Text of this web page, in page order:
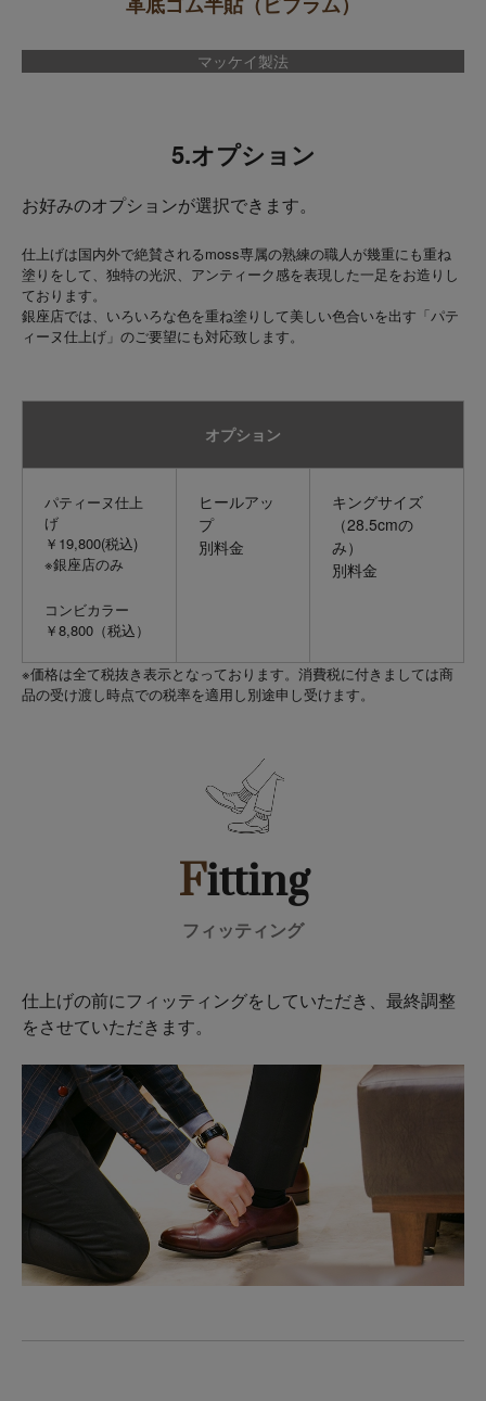
マッケイ製法
5.オプション
お好みのオプションが選択できます。
仕上げは国内外で絶賛されるmoss専属の熟練の職人が幾重にも重ね
塗りをして、独特の光沢、アンティーク感を表現した一足をお造りし
ております。
銀座店では、いろいろな色を重ね塗りして美しい色合いを出す「パテ
ィーヌ仕上げ」のご要望にも対応致します。
オプション
パティーヌ仕上
げ
￥19,800(税込)
※銀座店のみ
コンビカラー
￥8,800（税込）
ヒールアッ
プ
別料金
キングサイズ
（28.5cmの
み）
別料金
※価格は全て税抜き表示となっております。消費税に付きましては商
品の受け渡し時点での税率を適用し別途申し受けます。
Fitting
フィッティング
仕上げの前にフィッティングをしていただき、最終調整
をさせていただきます。